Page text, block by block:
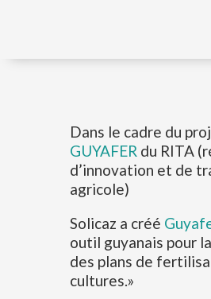
Dans le cadre du
GUYAFER du RITA
d’innovation et de
agricole)
Solicaz a créé
outil guyanais pour
des plans de
cultures.»